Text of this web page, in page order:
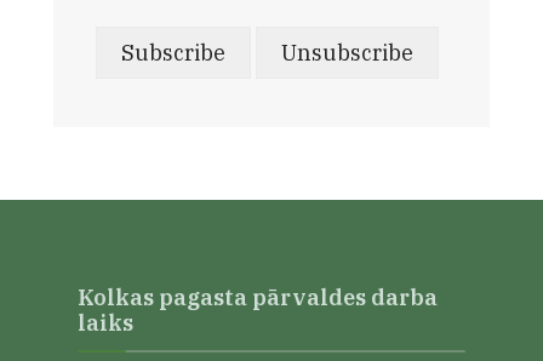
Kolkas pagasta pārvaldes darba
laiks